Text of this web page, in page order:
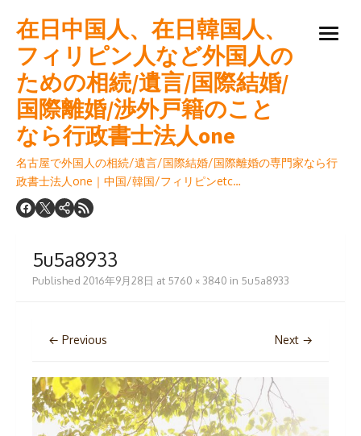
to
content
在日中国人、在日韓国人、
フィリピン人など外国人の
ための相続/遺言/国際結婚/
国際離婚/渉外戸籍のこと
なら行政書士法人one
名古屋で外国人の相続/遺言/国際結婚/国際離婚の専門家なら行
政書士法人one｜中国/韓国/フィリピンetc…
open
5u5a8933
Published 2016年9月28日 at 5760 × 3840 in 5u5a8933
← Previous Next →